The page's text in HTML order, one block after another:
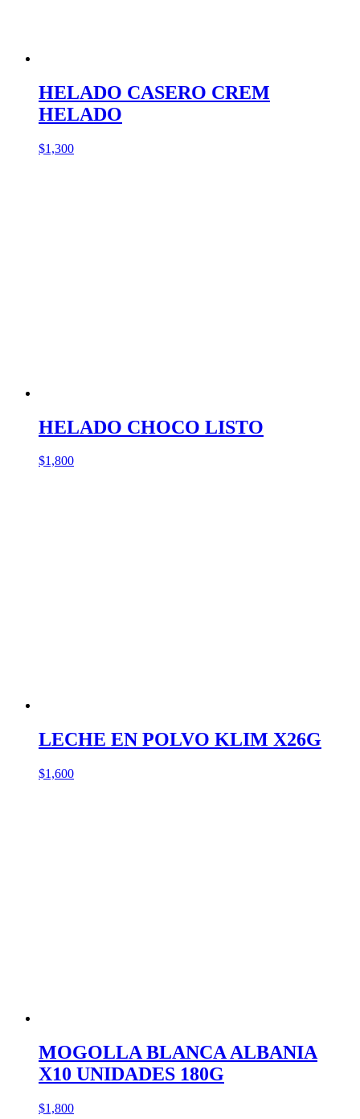
HELADO CASERO CREM
HELADO
$1,300
HELADO CHOCO LISTO
$1,800
LECHE EN POLVO KLIM X26G
$1,600
MOGOLLA BLANCA ALBANIA
X10 UNIDADES 180G
$1,800